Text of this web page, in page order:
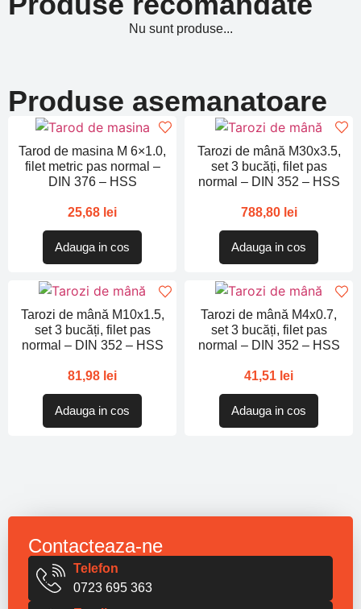
Nu sunt produse...
Produse asemanatoare
Tarod de masina M 6×1.0,
filet metric pas normal –
DIN 376 – HSS
25,68 lei
Adauga in cos
Tarozi de mână M30x3.5,
set 3 bucăți, filet pas
normal – DIN 352 – HSS
788,80 lei
Adauga in cos
Tarozi de mână M10x1.5,
set 3 bucăți, filet pas
normal – DIN 352 – HSS
81,98 lei
Adauga in cos
Tarozi de mână M4x0.7,
set 3 bucăți, filet pas
normal – DIN 352 – HSS
41,51 lei
Adauga in cos
Contacteaza-ne
Telefon
0723 695 363